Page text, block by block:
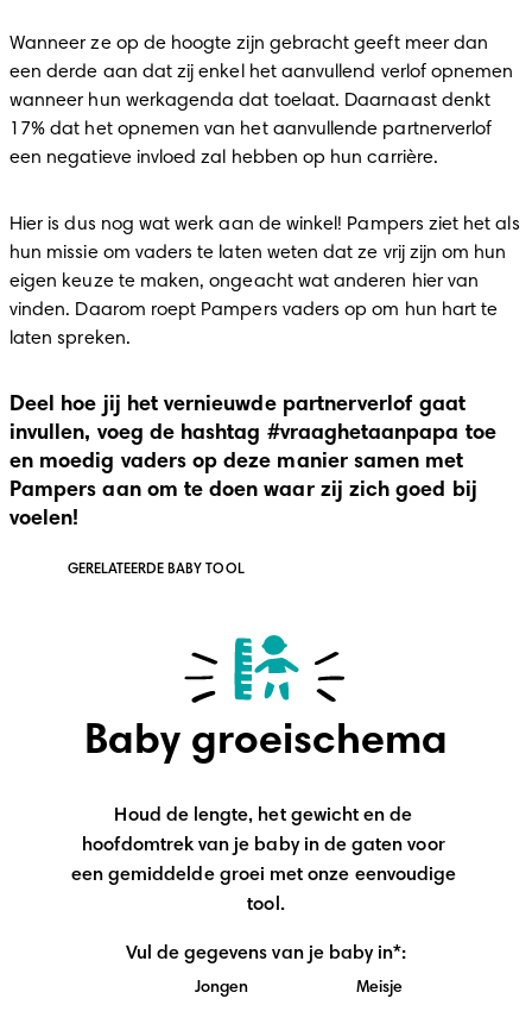
Wanneer ze op de hoogte zijn gebracht geeft meer dan
een derde aan dat zij enkel het aanvullend verlof opnemen
wanneer hun werkagenda dat toelaat. Daarnaast denkt
17% dat het opnemen van het aanvullende partnerverlof
een negatieve invloed zal hebben op hun carrière.
Hier is dus nog wat werk aan de winkel! Pampers ziet het als
hun missie om vaders te laten weten dat ze vrij zijn om hun
eigen keuze te maken, ongeacht wat anderen hier van
vinden. Daarom roept Pampers vaders op om hun hart te
laten spreken.
Deel hoe jij het vernieuwde partnerverlof gaat
invullen, voeg de hashtag #vraaghetaanpapa toe
en moedig vaders op deze manier samen met
Pampers aan om te doen waar zij zich goed bij
voelen!
GERELATEERDE BABY TOOL
Baby groeischema
Houd de lengte, het gewicht en de
hoofdomtrek van je baby in de gaten voor
een gemiddelde groei met onze eenvoudige
tool.
Vul de gegevens van je baby in*:
Jongen Meisje